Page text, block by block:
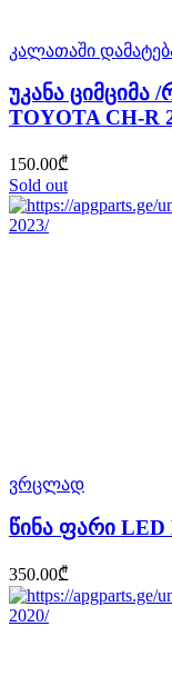
კალათაში
უკანა
TOYOTA CH-R
150.00₾
Sold out
ვრცლად
წინა ფარი LED
350.00₾